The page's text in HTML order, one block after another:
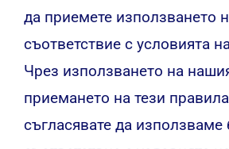
да приемете използването
съответствие с условията
Чрез използването на
приемането на тези
съгласявате да използваме